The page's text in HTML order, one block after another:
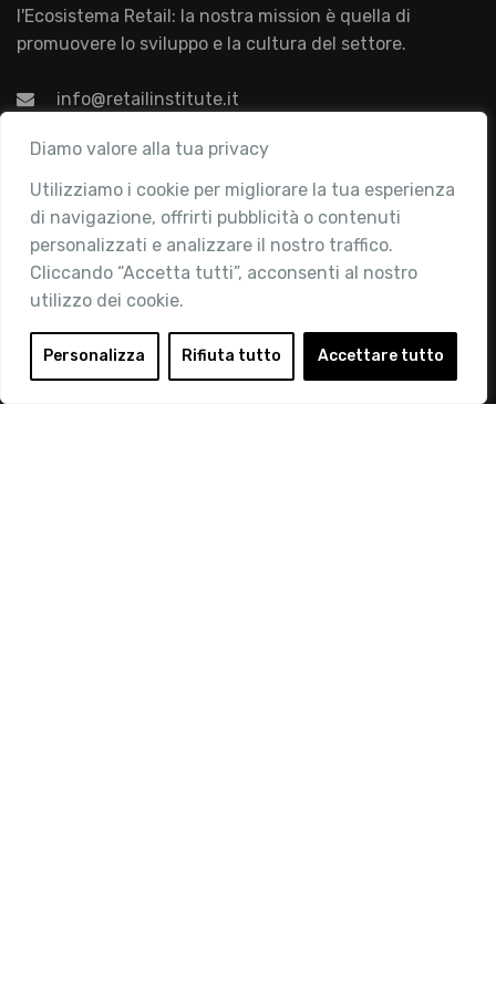
Diamo valore alla tua privacy
Utilizziamo i cookie per migliorare la tua esperienza
di navigazione, offrirti pubblicità o contenuti
personalizzati e analizzare il nostro traffico.
Cliccando “Accetta tutti”, acconsenti al nostro
utilizzo dei cookie.
Personalizza Rifiuta tutto Accettare tutto
l'Ecosistema Retail: la nostra mission è quella di
promuovere lo sviluppo e la cultura del settore.
info@retailinstitute.it
Associazione
Chi siamo
Attività
Contatti
Area Riservata
Login
Diventa Socio